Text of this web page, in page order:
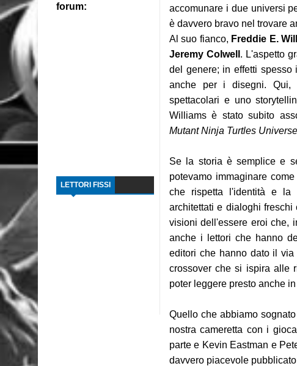
forum:
LETTORI FISSI
accomunare i due universi
è davvero bravo nel trovare
Al suo fianco, Freddie E.
Jeremy Colwell . L'aspetto
del genere; in effetti
anche per i disegni. Qui,
spettacolari e uno
Williams è stato subito
Mutant Ninja Turtles Universe
Se la storia è semplice e
potevamo immaginare
che rispetta l'identità e la
architettati e dialoghi
visioni dell'essere eroi che,
anche i lettori che hanno
editori che hanno dato il via
crossover che si ispira alle
poter leggere presto anche
Quello che abbiamo
nostra cameretta con i
parte e Kevin Eastman e
davvero piacevole